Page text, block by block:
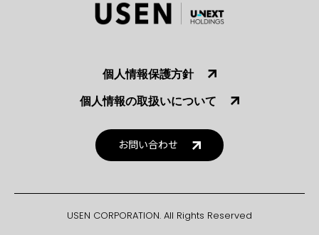
個人情報保護方針
個人情報の取扱いについて
お問い合わせ
USEN CORPORATION. All Rights Reserved